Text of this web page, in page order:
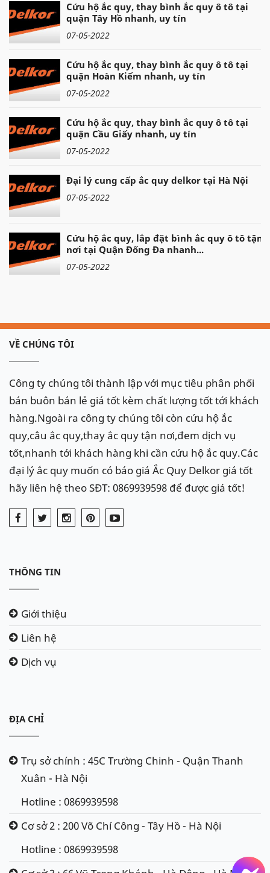
Cứu hộ ắc quy, thay bình ắc quy ô tô tại
quận Tây Hồ nhanh, uy tín
07-05-2022
Cứu hộ ắc quy, thay bình ắc quy ô tô tại
quận Hoàn Kiếm nhanh, uy tín
07-05-2022
Cứu hộ ắc quy, thay bình ắc quy ô tô tại
quận Cầu Giấy nhanh, uy tín
07-05-2022
Đại lý cung cấp ắc quy delkor tại Hà Nội
07-05-2022
Cứu hộ ắc quy, lắp đặt bình ắc quy ô tô tận
nơi tại Quận Đống Đa nhanh...
07-05-2022
VỀ CHÚNG TÔI
Công ty chúng tôi thành lập với mục tiêu phân phối
bán buôn bán lẻ giá tốt kèm chất lượng tốt tới khách
hàng.Ngoài ra công ty chúng tôi còn cứu hộ ắc
quy,câu ắc quy,thay ắc quy tận nơi,đem dịch vụ
tốt,nhanh tới khách hàng khi cần cứu hộ ắc quy.Các
đại lý ắc quy muốn có báo giá Ắc Quy Delkor giá tốt
hãy liên hệ theo SĐT: 0869939598 để được giá tốt!
THÔNG TIN
Giới thiệu
Liên hệ
Dịch vụ
ĐỊA CHỈ
Trụ sở chính : 45C Trường Chinh - Quận Thanh
Xuân - Hà Nội
Hotline : 0869939598
Cơ sở 2 : 200 Võ Chí Công - Tây Hồ - Hà Nội
Hotline : 0869939598